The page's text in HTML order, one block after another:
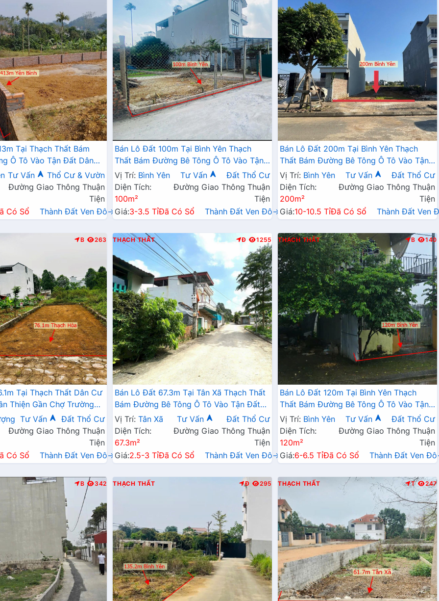
Tại Thạch Thất Bám
Ô Tô Vào Tận Đất Dân
Thiện Gần CHợ
Ban Giá Đầu Tư
Tư Vấn
Thổ Cư & Vườn
Đường Giao Thông Thuận
Tiện
Có Sổ Thành Đất Ven Đô→
Bán Lô Đất 100m Tại Bình Yên Thạch
Thất Bám Đường Bê Tông Ô Tô Vào Tận
Đất Dân Cư Đông Đúc Thân Thiện Gần
Chợ Trường Học Giá Đầu Tư
Vị Trí: Bình Yên Tư Vấn
Đất Thổ Cư
Diện Tích:
100m²
Đường Giao Thông Thuận
Tiện
Giá:3-3.5 TỉĐã Có Sổ Thành Đất Ven Đô→
Bán Lô Đất 200m Tại Bình Yên Thạch
Thất Bám Đường Bê Tông Ô Tô Vào Tận
Đất Dân Cư Đông Đúc Thân Thiện Giá
Đầu Tư
Vị Trí: Bình Yên Tư Vấn
Đất Thổ Cư
Diện Tích:
200m²
Đường Giao Thông Thuận
Tiện
Giá:10-10.5 TỉĐã Có Sổ Thành Đất Ven
B 263
Tại Thạch Thất Dân Cư
Thiện Gần Chợ Trường
Ích Xung Quanh Giá Rẻ
Tư Vấn
Đất Thổ Cư
Đường Giao Thông Thuận
Tiện
Có Sổ Thành Đất Ven Đô→
THẠCH THẤT Đ 1255
Bán Lô Đất 67.3m Tại Tân Xã Thạch Thất
Bám Đường Bê Tông Ô Tô Vào Tận Đất
Dân Cư Đông Đúc Thân Thiện Giá Đầu
Tư
Vị Trí: Tân Xã Tư Vấn
Đất Thổ Cư
Diện Tích:
67.3m²
Đường Giao Thông Thuận
Tiện
Giá:2.5-3 TỉĐã Có Sổ Thành Đất Ven Đô→
THẠCH THẤT B 140
Bán Lô Đất 120m Tại Bình Yên Thạch
Thất Bám Đường Bê Tông Ô Tô Vào Tận
Đất Sẵn Nhà Cấp $ Giá Rẻ
Vị Trí: Bình Yên Tư Vấn
Đất Thổ Cư
Diện Tích:
120m²
Đường Giao Thông Thuận
Tiện
Giá:6-6.5 TỉĐã Có Sổ Thành Đất Ven
B 342 THẠCH THẤT Đ 295 THẠCH THẤT T 247